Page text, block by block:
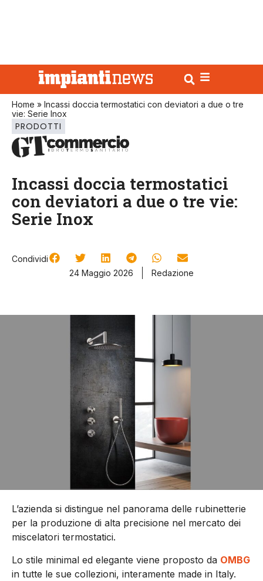
Home » Incassi doccia termostatici con deviatori a due o tre
vie: Serie Inox
PRODOTTI
Incassi doccia termostatici
con deviatori a due o tre vie:
Serie Inox
Condividi
24 Maggio 2026
Redazione
L’azienda si distingue nel panorama delle rubinetterie
per la produzione di alta precisione nel mercato dei
miscelatori termostatici.
Lo stile minimal ed elegante viene proposto da OMBG
in tutte le sue collezioni, interamente made in Italy.